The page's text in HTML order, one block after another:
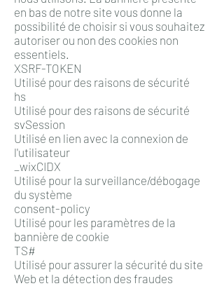
en bas de notre site vous donne la
possibilité de choisir si vous souhaitez
autoriser ou non des cookies non
essentiels.
XSRF-TOKEN
Utilisé pour des raisons de sécurité
hs
Utilisé pour des raisons de sécurité
svSession
Utilisé en lien avec la connexion de
l'utilisateur
_wixCIDX
Utilisé pour la surveillance/débogage
du système
consent-policy
Utilisé pour les paramètres de la
bannière de cookie
TS#
Utilisé pour assurer la sécurité du site
Web et la détection des fraudes